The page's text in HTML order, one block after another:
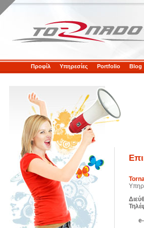
Προφίλ Υπηρεσίες Portfolio Blog